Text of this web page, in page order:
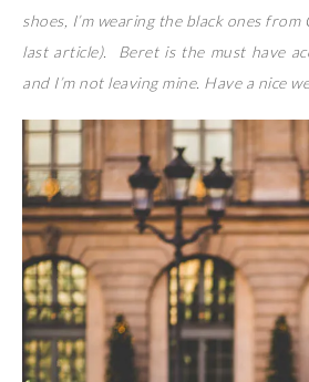
shoes, I’m wearing the black ones from
last article). Beret is the must have
and I’m not leaving mine. Have a nice